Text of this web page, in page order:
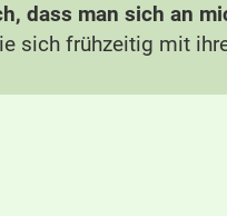
dass man sich an
sich frühzeitig mit